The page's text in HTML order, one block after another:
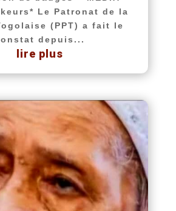
Le Patronat de la
(PPT) a fait le
depuis...
lire plus